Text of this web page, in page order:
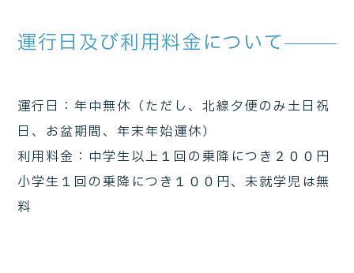
運行日及び利用料金について
運行日：年中無休（ただし、北線夕便のみ土日祝
日、お盆期間、年末年始運休）
利用料金：中学生以上１回の乗降につき２００円
小学生１回の乗降につき１００円、未就学児は無
料